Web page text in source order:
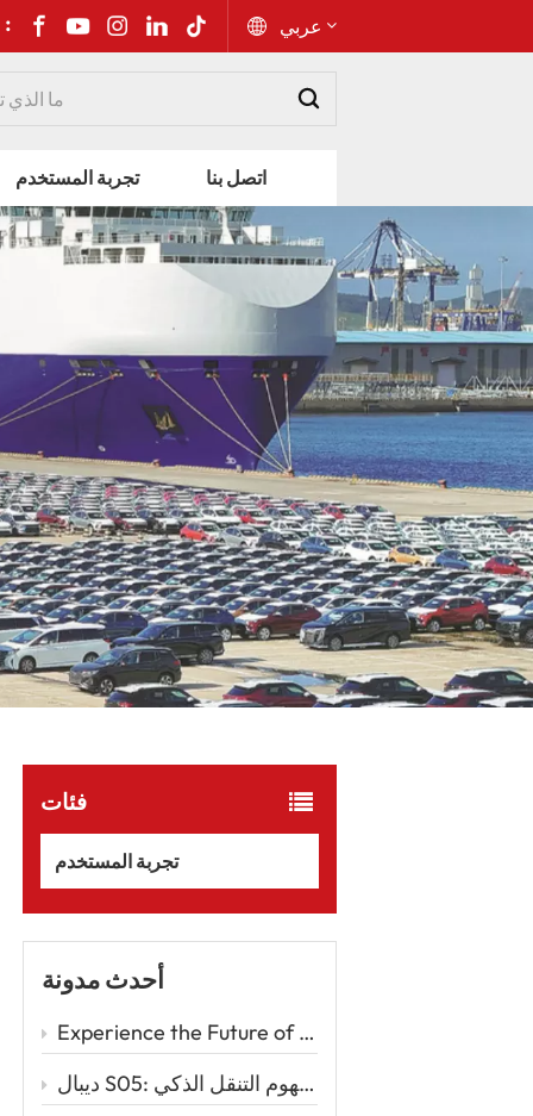
شارك إلى : عربي
Русский
Español
Português
عربي
kiswahili
تجربة المستخدم اتصل بنا
فئات
تجربة المستخدم
أحدث مدونة
Experience the Future of Driving with the Zeekr 001 – A Luxury EV Redefining Performance and Comfort Car
ديبال S05: سيارة الدفع الرباعي الكهربائية الأنيقة التي تُعيد تعريف مفهوم التنقل الذكي